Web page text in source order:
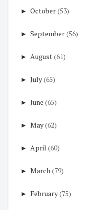
► October(53)
► September(56)
► August(61)
► July(65)
► June (65)
► May(62)
► April (60)
► March(79)
► February(75)